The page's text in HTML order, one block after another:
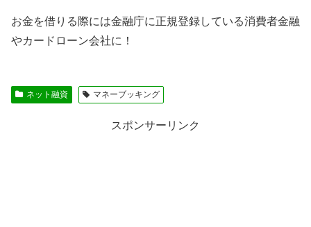
お金を借りる際には金融庁に正規登録している消費者金融
やカードローン会社に！
ネット融資 マネーブッキング
スポンサーリンク